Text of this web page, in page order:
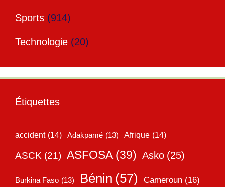
Sports (914)
Technologie (20)
Étiquettes
accident (14) Adakpamé (13) Afrique (14)
ASCK (21) ASFOSA (39) Asko (25)
Burkina Faso (13) Bénin (57) Cameroun (16)